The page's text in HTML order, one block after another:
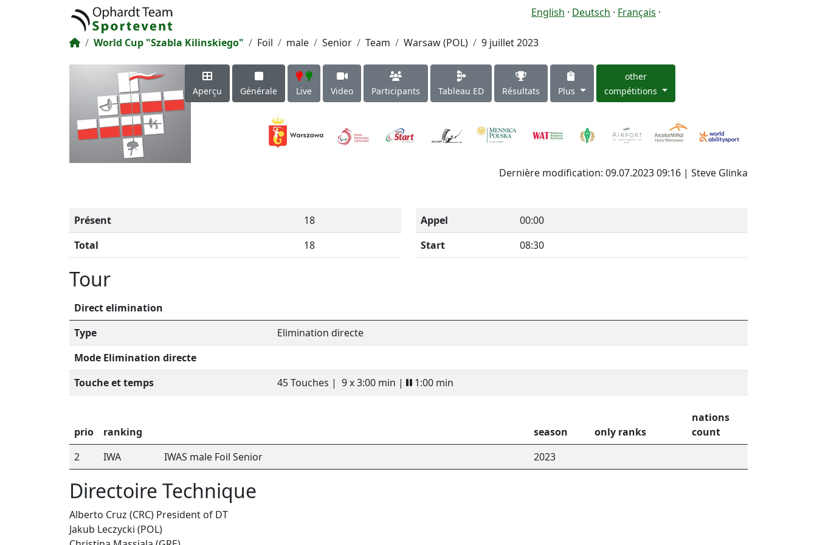
English · Deutsch · Français ·
World Cup "Szabla Kilinskiego" Foil male Senior Team Warsaw (POL) 9 juillet 2023
Aperçu Générale Live Video Participants Tableau ED Résultats Plus
other
compétitions
Dernière modification: 09.07.2023 09:16 | Steve Glinka
Présent
18
Total
18
Appel
00:00
Start
08:30
Tour
Direct elimination
Type
Elimination directe
Mode Elimination directe
Touche et temps
45 Touches | 9 x 3:00 min | 1:00 min
prio ranking season only ranks
nations
count
2
IWA IWAS male Foil Senior 2023
Directoire Technique
Alberto Cruz (CRC) President of DT
Jakub Leczycki (POL)